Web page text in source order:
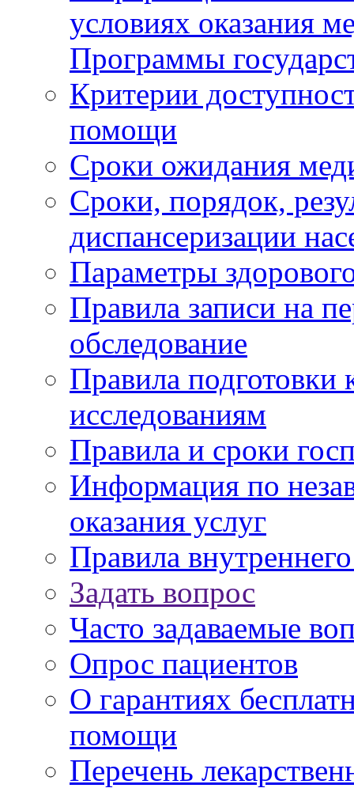
условиях оказания
Программы
Критерии
помощи
Сроки ожидания
Сроки, порядок,
диспансеризации
Параметры
Правила записи на
обследование
Правила подготовки
исследованиям
Правила и сроки
Информация по
оказания услуг
Правила
Задать вопрос
Часто задаваемые
Опрос пациентов
О гарантиях
помощи
Перечень